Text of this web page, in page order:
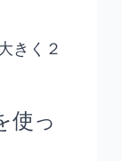
きく２
使っ